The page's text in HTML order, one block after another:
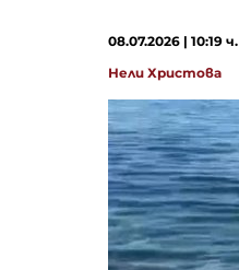
08.07.2026 | 10:19 ч.
Нели Христова